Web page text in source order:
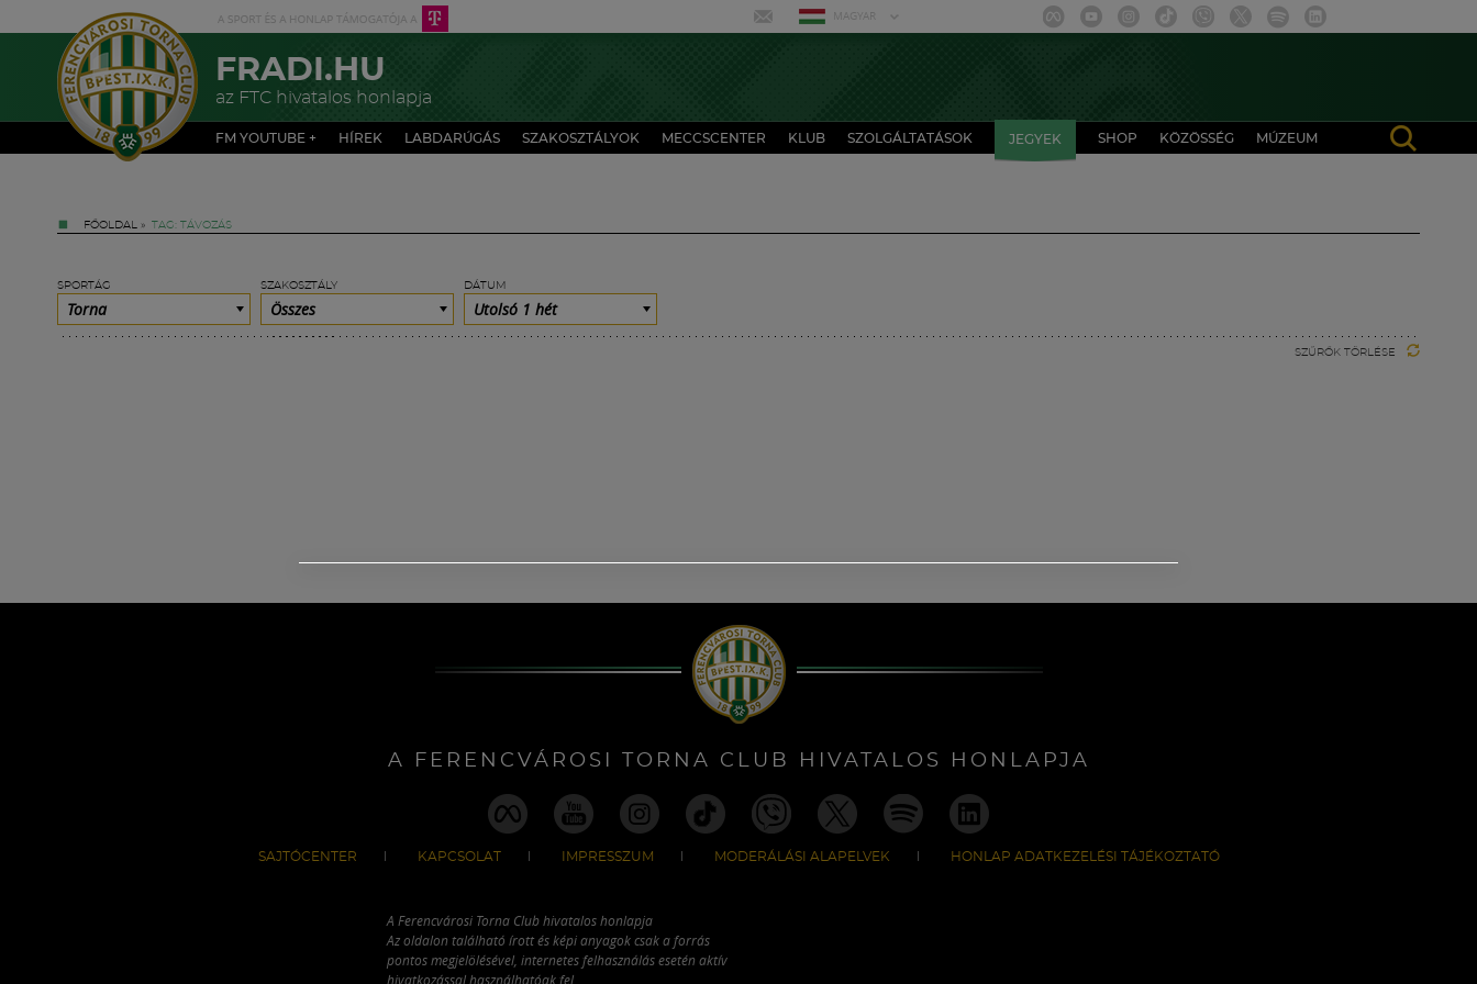
MAGYAR
FRADI.HU
az FTC hivatalos honlapja
FM YOUTUBE + HÍREK LABDARÚGÁS SZAKOSZTÁLYOK MECCSCENTER KLUB SZOLGÁLTATÁSOK JEGYEK SHOP KÖZÖSSÉG MÚZEUM
FŐOLDAL » TAG: TÁVOZÁS
SPORTÁG
Torna
SZAKOSZTÁLY
Összes
DÁTUM
Utolsó 1 hét
SZŰRŐK TÖRLÉSE
A FERENCVÁROSI TORNA CLUB HIVATALOS HONLAPJA
SAJTÓCENTER KAPCSOLAT IMPRESSZUM MODERÁLÁSI ALAPELVEK HONLAP ADATKEZELÉSI TÁJÉKOZTATÓ
A Ferencvárosi Torna Club hivatalos honlapja
Az oldalon található írott és képi anyagok csak a forrás
pontos megjelölésével, internetes felhasználás esetén aktív
hivatkozással használhatóak fel.